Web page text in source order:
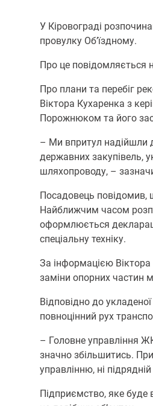
У Кіровограді
провулку Об’їздному.
Про це повідомляється
Про плани та перебіг
Віктора Кухаренка з
Порожнюком та його
– Ми впритул надійшли
державних закупівель,
шляхопроводу, –
Посадовець повідомив,
Найближчим часом
оформлюється
спеціальну техніку.
За інформацією
заміни опорних частин
Відповідно до
повноцінний рух
– Головне управління
значно збільшитись.
управлінню, ні
Підприємство, яке буде